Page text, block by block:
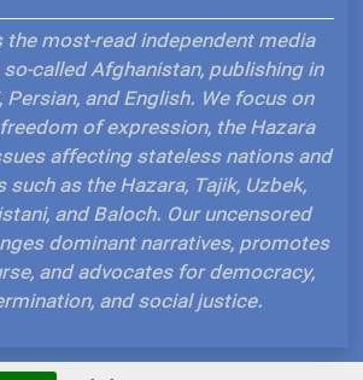
the most-read independent media
called Afghanistan, publishing in
Persian, and English. We focus on
of expression, the Hazara
affecting stateless nations and
as the Hazara, Tajik, Uzbek,
and Baloch. Our uncensored
dominant narratives, promotes
and advocates for democracy,
and social justice.